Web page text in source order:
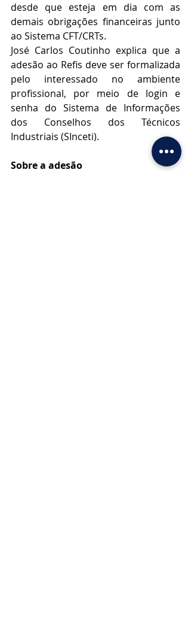
desde que esteja em dia com as
demais obrigações financeiras junto
ao Sistema CFT/CRTs.
José Carlos Coutinho explica que a
adesão ao Refis deve ser formalizada
pelo interessado no ambiente
profissional, por meio de login e
senha do Sistema de Informações
dos Conselhos dos Técnicos
Industriais (SInceti).
Sobre a adesão